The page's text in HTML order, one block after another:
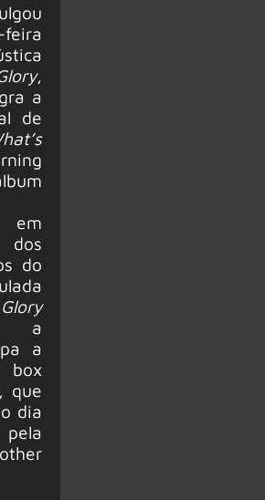
,
a
de
em
do
a
a
box
que
dia